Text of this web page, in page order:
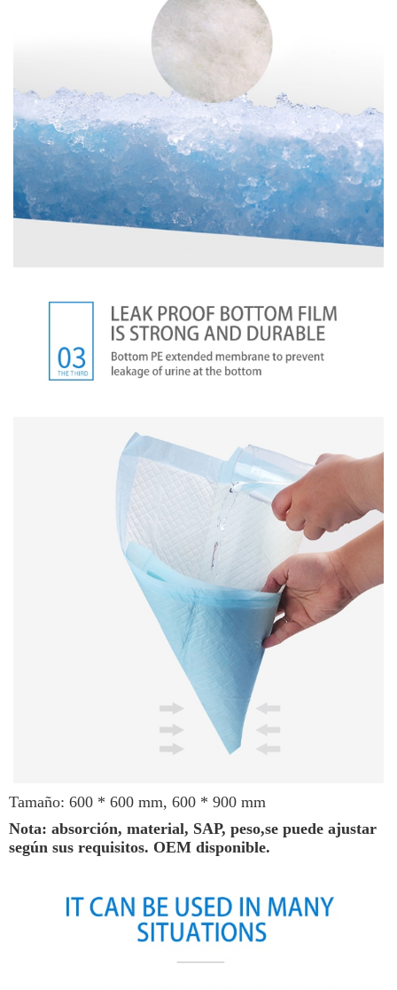
Tamaño: 600 * 600 mm, 600 * 900 mm
Nota: absorción, material, SAP, peso,se puede ajustar
según sus requisitos. OEM disponible.